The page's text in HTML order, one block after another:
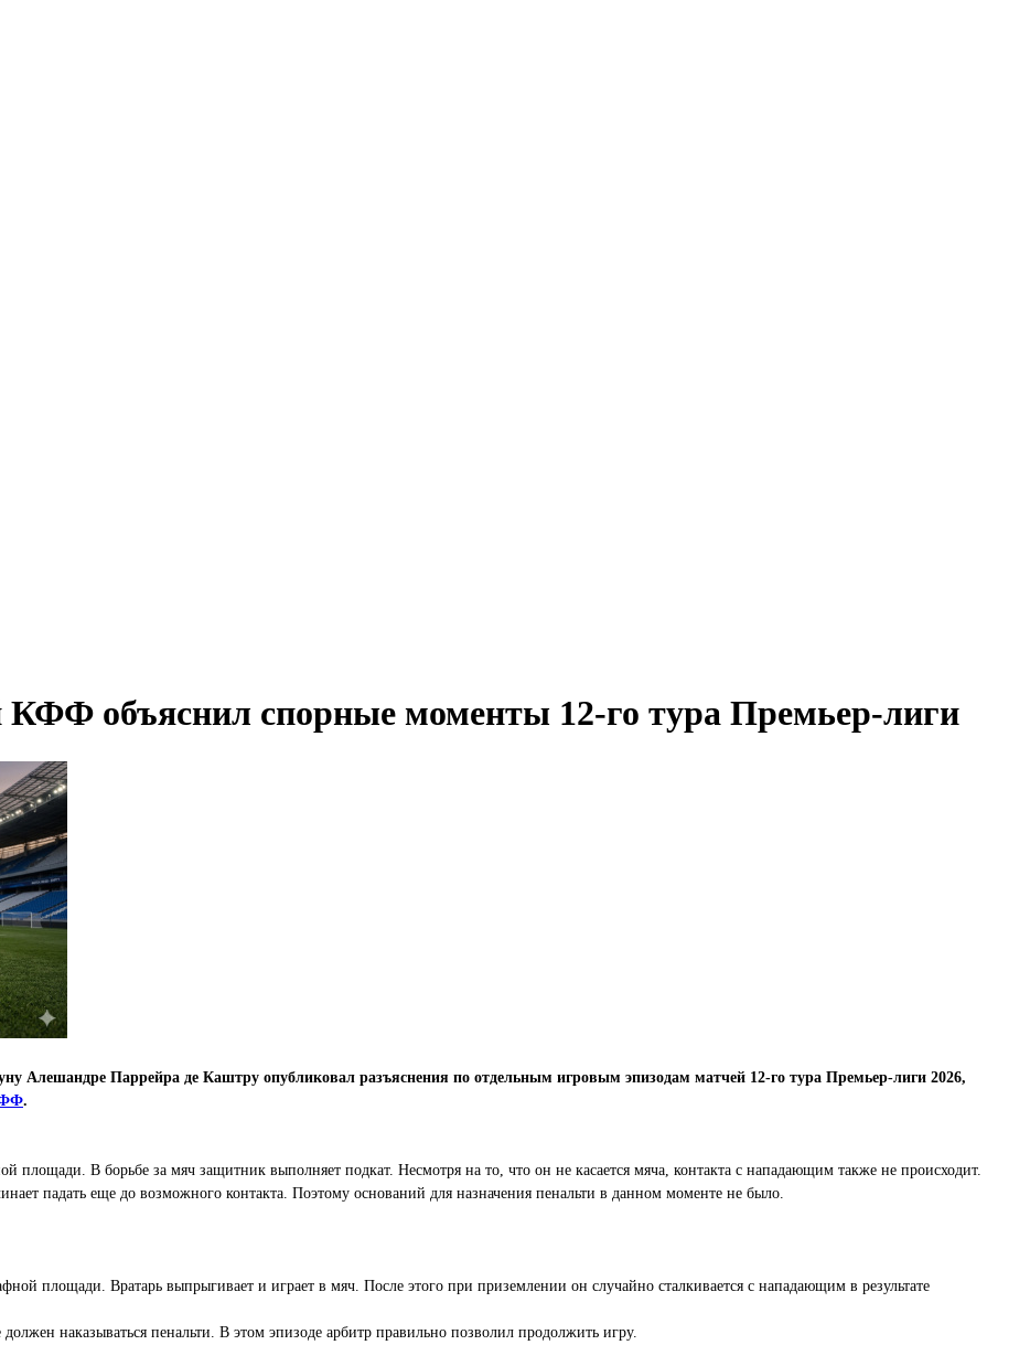
КФФ объяснил спорные моменты 12-го тура Премьер-лиги
Алешандре Паррейра де Каштру опубликовал разъяснения по отдельным игровым эпизодам матчей 12-го тура Премьер-лиги 2026,
.
площади. В борьбе за мяч защитник выполняет подкат. Несмотря на то, что он не касается мяча, контакта с нападающим также не происходит.
падать еще до возможного контакта. Поэтому оснований для назначения пенальти в данном моменте не было.
площади. Вратарь выпрыгивает и играет в мяч. После этого при приземлении он случайно сталкивается с нападающим в результате
наказываться пенальти. В этом эпизоде арбитр правильно позволил продолжить игру.